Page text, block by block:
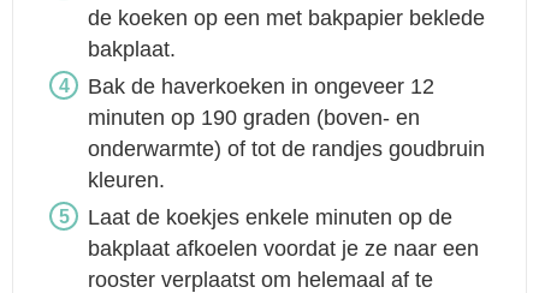
de koeken op een met bakpapier beklede
bakplaat.
Bak de haverkoeken in ongeveer 12
minuten op 190 graden (boven- en
onderwarmte) of tot de randjes goudbruin
kleuren.
Laat de koekjes enkele minuten op de
bakplaat afkoelen voordat je ze naar een
rooster verplaatst om helemaal af te